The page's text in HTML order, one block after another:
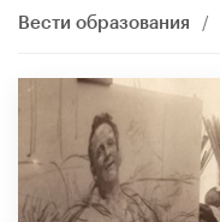
Вести образования /